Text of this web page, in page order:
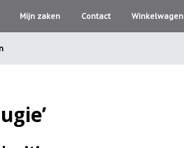
Mijn zaken Contact Winkelwagen